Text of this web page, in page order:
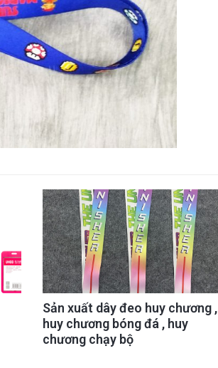
Sản xuất dây đeo huy chương ,
huy chương bóng đá , huy
chương chạy bộ